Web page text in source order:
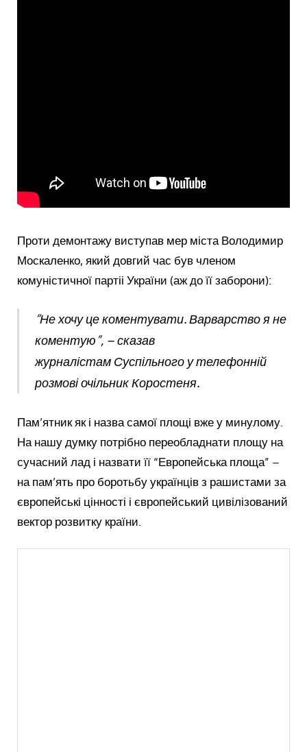
Проти демонтажу виступав мер міста Володимир
Москаленко, який довгий час був членом
комуністичної партіі України (аж до її заборони):
“Не хочу це коментувати. Варварство я не
коментую”, – сказав
журналістам Суспільного у телефонній
розмові очільник Коростеня.
Пам’ятник як і назва самої площі вже у минулому.
На нашу думку потрібно переобладнати площу на
сучасний лад і назвати її “Европейська площа” –
на пам’ять про боротьбу українців з рашистами за
європейські цінності і європейський цивілізований
вектор розвитку країни.